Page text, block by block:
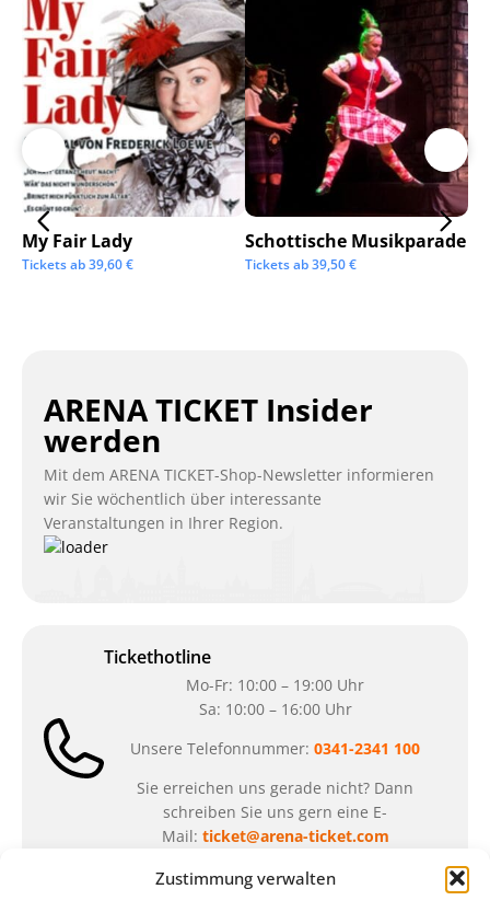
Zustimmung verwalten
My Fair Lady
Tickets ab39,60€
Schottische Musikparade
Tickets ab39,50€
ARENA TICKET Insider
werden
Mit dem ARENA TICKET-Shop-Newsletter informieren
wir Sie wöchentlich über interessante
Veranstaltungen in Ihrer Region.
Tickethotline
Mo-Fr: 10:00 – 19:00 Uhr
Sa: 10:00 – 16:00 Uhr
Unsere Telefonnummer: 0341-2341 100
Sie erreichen uns gerade nicht? Dann
schreiben Sie uns gern eine E-
Mail: ticket@arena-ticket.com